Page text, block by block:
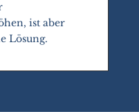
ist aber
Lösung.